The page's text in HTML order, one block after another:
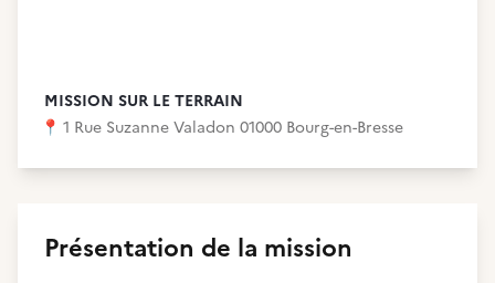
MISSION SUR LE TERRAIN
📍 1 Rue Suzanne Valadon 01000 Bourg-en-Bresse
Présentation de la mission